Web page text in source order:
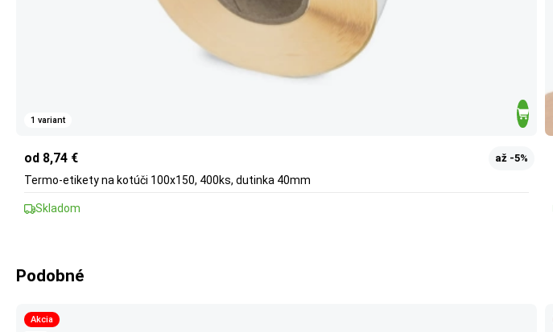
1 variant
od 8,74 € až -5%
Termo-etikety na kotúči 100x150, 400ks, dutinka 40mm
Skladom
Podobné
Akcia